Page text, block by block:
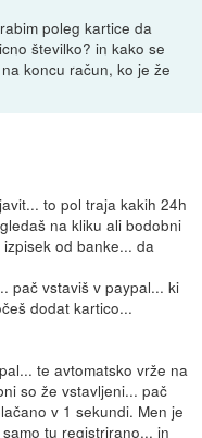
poleg kartice da
številko? in kako se
koncu račun, ko je že
to pol traja kakih 24h
na kliku ali bodobni
od banke... da
pač vstaviš v paypal... ki
dodat kartico...
te avtomatsko vrže na
so že vstavljeni... pač
v 1 sekundi. Men je
tu registrirano... in